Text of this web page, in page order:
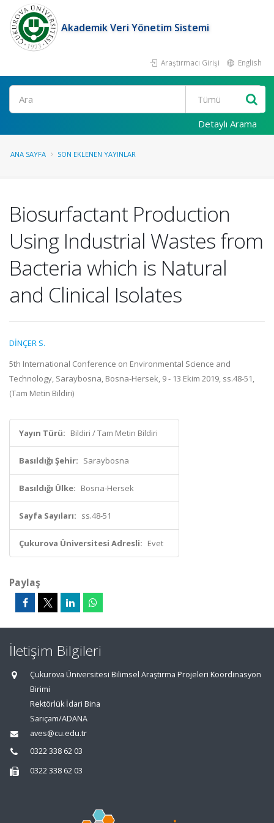
Akademik Veri Yönetim Sistemi
Araştırmacı Girişi English
Ara
Detaylı Arama
ANA SAYFA SON EKLENEN YAYINLAR
Biosurfactant Production
Using Industrial Wastes from
Bacteria which is Natural
and Clinical Isolates
DİNÇER S.
5th International Conference on Environmental Science and
Technology, Saraybosna, Bosna-Hersek, 9 - 13 Ekim 2019, ss.48-51,
(Tam Metin Bildiri)
Yayın Türü: Bildiri / Tam Metin Bildiri
Basıldığı Şehir: Saraybosna
Basıldığı Ülke: Bosna-Hersek
Sayfa Sayıları: ss.48-51
Çukurova Üniversitesi Adresli: Evet
Paylaş
İletişim Bilgileri
Çukurova Üniversitesi Bilimsel Araştırma Projeleri Koordinasyon
Birimi
Rektörlük İdari Bina
Sarıçam/ADANA
aves@cu.edu.tr
0322 338 62 03
0322 338 62 03